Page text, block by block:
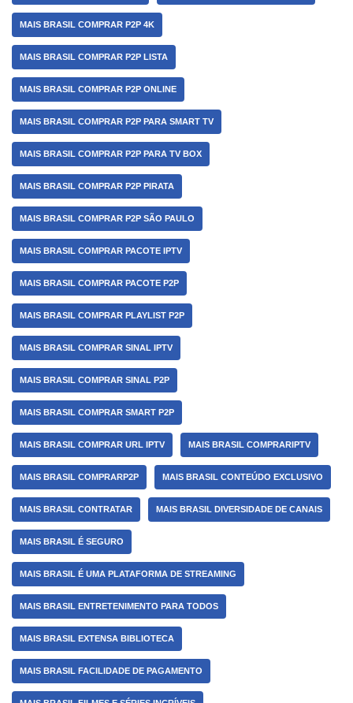
MAIS BRASIL COMPRAR P2P 4K
MAIS BRASIL COMPRAR P2P LISTA
MAIS BRASIL COMPRAR P2P ONLINE
MAIS BRASIL COMPRAR P2P PARA SMART TV
MAIS BRASIL COMPRAR P2P PARA TV BOX
MAIS BRASIL COMPRAR P2P PIRATA
MAIS BRASIL COMPRAR P2P SÃO PAULO
MAIS BRASIL COMPRAR PACOTE IPTV
MAIS BRASIL COMPRAR PACOTE P2P
MAIS BRASIL COMPRAR PLAYLIST P2P
MAIS BRASIL COMPRAR SINAL IPTV
MAIS BRASIL COMPRAR SINAL P2P
MAIS BRASIL COMPRAR SMART P2P
MAIS BRASIL COMPRAR URL IPTV MAIS BRASIL COMPRARIPTV
MAIS BRASIL COMPRARP2P MAIS BRASIL CONTEÚDO EXCLUSIVO
MAIS BRASIL CONTRATAR MAIS BRASIL DIVERSIDADE DE CANAIS
MAIS BRASIL É SEGURO
MAIS BRASIL É UMA PLATAFORMA DE STREAMING
MAIS BRASIL ENTRETENIMENTO PARA TODOS
MAIS BRASIL EXTENSA BIBLIOTECA
MAIS BRASIL FACILIDADE DE PAGAMENTO